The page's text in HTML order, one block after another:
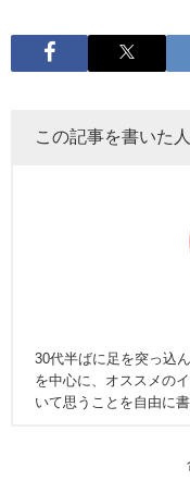
この記事を書いた人
30代半ばに足を突っ込
を中心に、オススメの
いて思うことを自由に書